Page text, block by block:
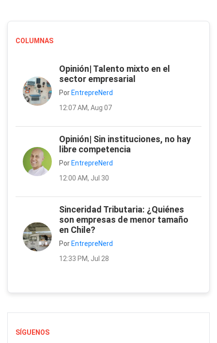
COLUMNAS
Opinión| Talento mixto en el
sector empresarial
Por EntrepreNerd
12:07 AM, Aug 07
Opinión| Sin instituciones, no hay
libre competencia
Por EntrepreNerd
12:00 AM, Jul 30
Sinceridad Tributaria: ¿Quiénes
son empresas de menor tamaño
en Chile?
Por EntrepreNerd
12:33 PM, Jul 28
SÍGUENOS